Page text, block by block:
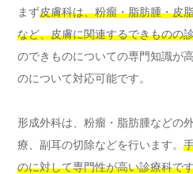
まず皮膚科は、粉瘤・脂肪腫・皮
など、皮膚に関連するできものの
のできものについての専門知識が
のについて対応可能です。
形成外科は、粉瘤・脂肪腫などの
療、副耳の切除などを行います。
のに対して専門性が高い診療科で